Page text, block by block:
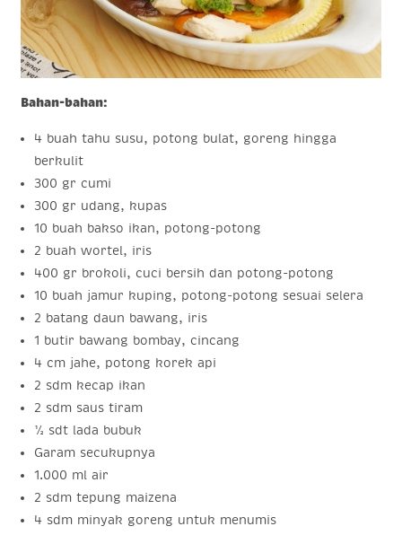
Bahan-bahan:
4 buah tahu susu, potong bulat, goreng hingga
berkulit
300 gr cumi
300 gr udang, kupas
10 buah bakso ikan, potong-potong
2 buah wortel, iris
400 gr brokoli, cuci bersih dan potong-potong
10 buah jamur kuping, potong-potong sesuai selera
2 batang daun bawang, iris
1 butir bawang bombay, cincang
4 cm jahe, potong korek api
2 sdm kecap ikan
2 sdm saus tiram
½ sdt lada bubuk
Garam secukupnya
1.000 ml air
2 sdm tepung maizena
4 sdm minyak goreng untuk menumis